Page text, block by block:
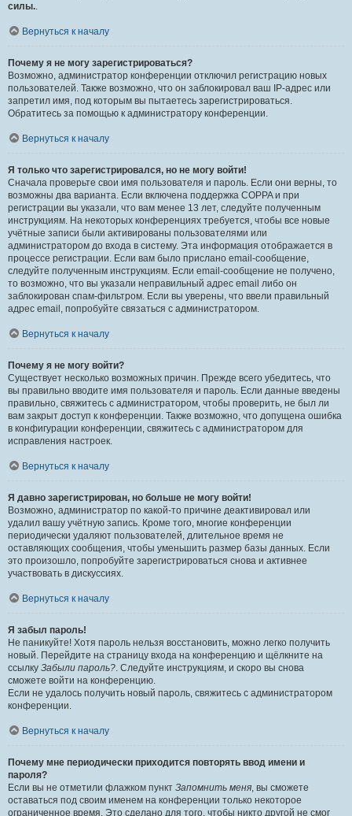
силы..
Вернуться к началу
Почему я не могу зарегистрироваться?
Возможно, администратор конференции отключил регистрацию новых
пользователей. Также возможно, что он заблокировал ваш IP-адрес или
запретил имя, под которым вы пытаетесь зарегистрироваться.
Обратитесь за помощью к администратору конференции.
Вернуться к началу
Я только что зарегистрировался, но не могу войти!
Сначала проверьте свои имя пользователя и пароль. Если они верны, то
возможны два варианта. Если включена поддержка COPPA и при
регистрации вы указали, что вам менее 13 лет, следуйте полученным
инструкциям. На некоторых конференциях требуется, чтобы все новые
учётные записи были активированы пользователями или
администратором до входа в систему. Эта информация отображается в
процессе регистрации. Если вам было прислано email-сообщение,
следуйте полученным инструкциям. Если email-сообщение не получено,
то возможно, что вы указали неправильный адрес email либо он
заблокирован спам-фильтром. Если вы уверены, что ввели правильный
адрес email, попробуйте связаться с администратором.
Вернуться к началу
Почему я не могу войти?
Существует несколько возможных причин. Прежде всего убедитесь, что
вы правильно вводите имя пользователя и пароль. Если данные введены
правильно, свяжитесь с администратором, чтобы проверить, не был ли
вам закрыт доступ к конференции. Также возможно, что допущена ошибка
в конфигурации конференции, свяжитесь с администратором для
исправления настроек.
Вернуться к началу
Я давно зарегистрирован, но больше не могу войти!
Возможно, администратор по какой-то причине деактивировал или
удалил вашу учётную запись. Кроме того, многие конференции
периодически удаляют пользователей, длительное время не
оставляющих сообщения, чтобы уменьшить размер базы данных. Если
это произошло, попробуйте зарегистрироваться снова и активнее
участвовать в дискуссиях.
Вернуться к началу
Я забыл пароль!
Не паникуйте! Хотя пароль нельзя восстановить, можно легко получить
новый. Перейдите на страницу входа на конференцию и щёлкните на
ссылку Забыли пароль?. Следуйте инструкциям, и скоро вы снова
сможете войти на конференцию.
Если не удалось получить новый пароль, свяжитесь с администратором
конференции.
Вернуться к началу
Почему мне периодически приходится повторять ввод имени и
пароля?
Если вы не отметили флажком пункт Запомнить меня, вы сможете
оставаться под своим именем на конференции только некоторое
ограниченное время. Это сделано для того, чтобы никто другой не смог